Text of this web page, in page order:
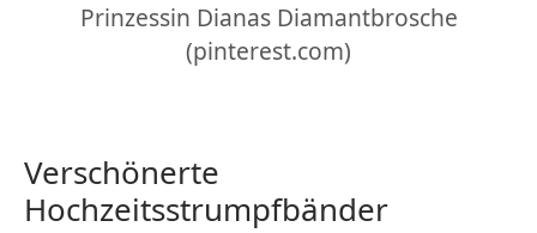
Prinzessin Dianas Diamantbrosche
(pinterest.com)
Verschönerte
Hochzeitsstrumpfbänder